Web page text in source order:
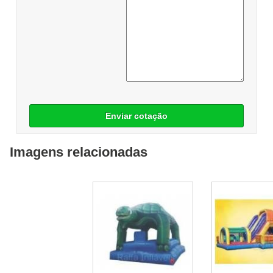
Enviar cotação
Imagens relacionadas